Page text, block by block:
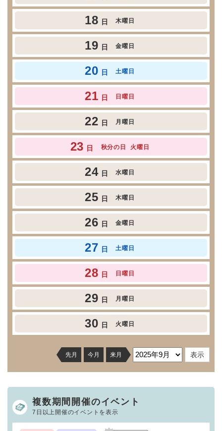
18 日 木曜日
19 日 金曜日
20 日 土曜日
21 日 日曜日
22 日 月曜日
23 日 秋分の日 火曜日
24 日 水曜日
25 日 木曜日
26 日 金曜日
27 日 土曜日
28 日 日曜日
29 日 月曜日
30 日 火曜日
先月 今月 来月
複数期間開催のイベント
7日以上開催のイベントを表示